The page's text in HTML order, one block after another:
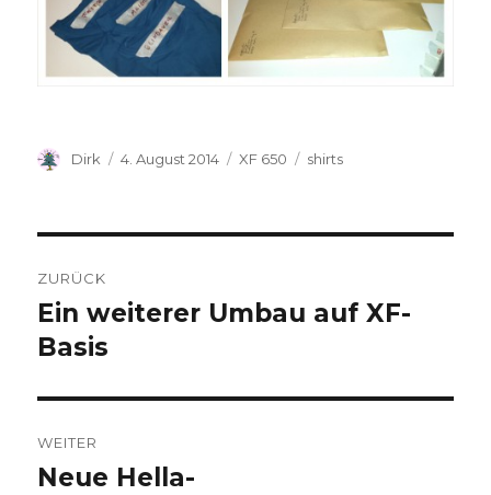
Autor
Dirk
Veröffentlicht
4. August 2014 Kategorien
XF 650 Schlagwörter
shirts
ZURÜCK
Vorheriger
Beitrag:
Ein weiterer Umbau auf XF-
Basis
WEITER
Nächster
Neue Hella-